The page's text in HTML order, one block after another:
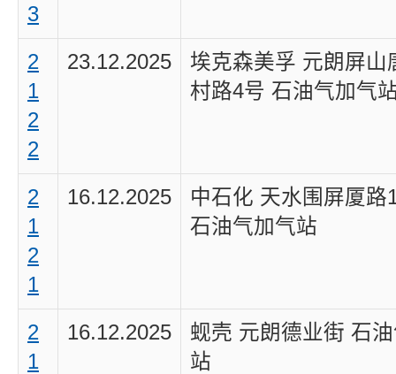
3
2
1
2
2
23.12.2025
埃克森美孚 元朗屏山
村路4号 石油气加气
2
1
2
1
16.12.2025
中石化 天水围屏厦路
石油气加气站
2
1
16.12.2025
蚬壳 元朗德业街 石
站